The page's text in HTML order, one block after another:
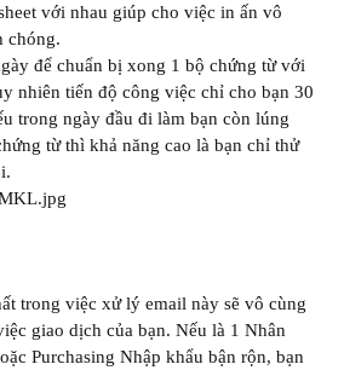
với nhau giúp cho việc in ấn vô
chóng.
để chuẩn bị xong 1 bộ chứng từ với
nhiên tiến độ công việc chỉ cho bạn 30
trong ngày đầu đi làm bạn còn lúng
từ thì khả năng cao là bạn chỉ thử
trong việc xử lý email này sẽ vô cùng
giao dịch của bạn. Nếu là 1 Nhân
Purchasing Nhập khẩu bận rộn, bạn